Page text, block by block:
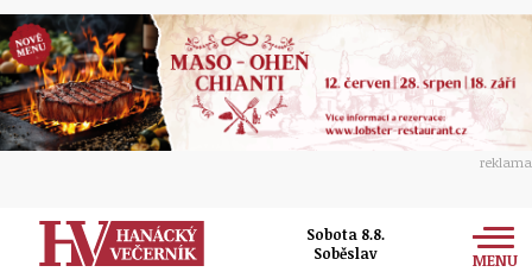
reklama
Sobota 8.8.
Soběslav
MENU